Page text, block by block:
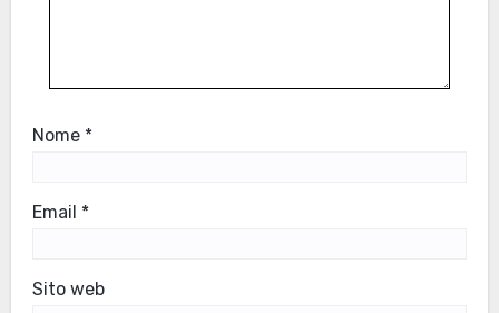
Nome *
Email *
Sito web